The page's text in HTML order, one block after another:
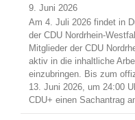
9. Juni 2026
Am 4. Juli 2026 findet in
der CDU Nordrhein-
Mitglieder der CDU
aktiv in die inhaltliche
einzubringen. Bis zum
13. Juni 2026, um 24:00
CDU+ einen Sachantrag